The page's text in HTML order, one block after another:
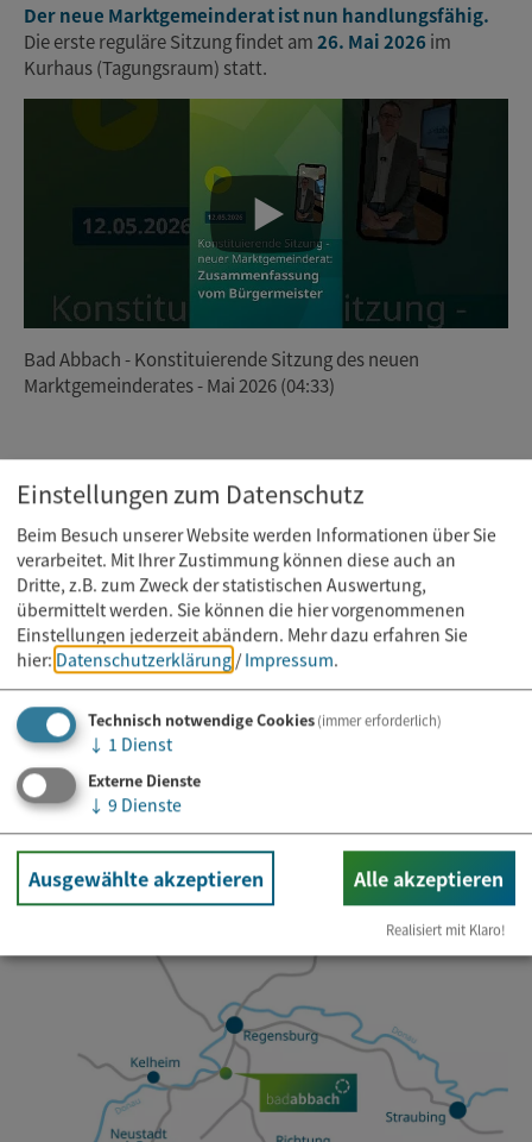
Der neue Marktgemeinderat ist nun handlungsfähig.
Die erste reguläre Sitzung findet am 26. Mai 2026 im
Kurhaus (Tagungsraum) statt.
Bad Abbach - Konstituierende Sitzung des neuen
Marktgemeinderates - Mai 2026 (04:33)
Newsletter abonnieren
E-Mail*
Einstellungen zum Datenschutz
Beim Besuch unserer Website werden Informationen über Sie
verarbeitet. Mit Ihrer Zustimmung können diese auch an
Dritte, z.B. zum Zweck der statistischen Auswertung,
übermittelt werden. Sie können die hier vorgenommenen
Einstellungen jederzeit abändern. Mehr dazu erfahren Sie
hier: Datenschutzerklärung / Impressum.
Technisch notwendige Cookies(immer erforderlich)
↓ 1 Dienst
Externe Dienste
↓ 9 Dienste
Ausgewählte akzeptieren Alle akzeptieren
Realisiert mit Klaro!